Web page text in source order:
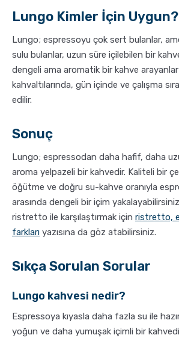
Lungo Kimler İçin Uygun?
Lungo; espressoyu çok sert bulanlar,
sulu bulanlar, uzun süre içilebilen bir
dengeli ama aromatik bir kahve
kahvaltılarında, gün içinde ve çalışma
edilir.
Sonuç
Lungo; espressodan daha hafif, daha
aroma yelpazeli bir kahvedir. Kaliteli bir
öğütme ve doğru su-kahve oranıyla
arasında dengeli bir içim
ristretto ile karşılaştırmak için ristretto,
farkları yazısına da göz atabilirsiniz.
Sıkça Sorulan Sorular
Lungo kahvesi nedir?
Espressoya kıyasla daha fazla su ile
yoğun ve daha yumuşak içimli bir